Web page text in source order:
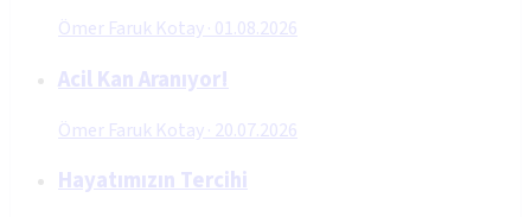
Ömer Faruk Kotay· 01.08.2026
Acil Kan Aranıyor!
Ömer Faruk Kotay· 20.07.2026
Hayatımızın Tercihi